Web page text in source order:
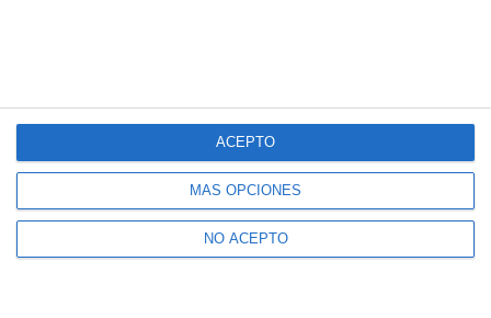
MÁS OPCIONES
NO ACEPTO
ACEPTO